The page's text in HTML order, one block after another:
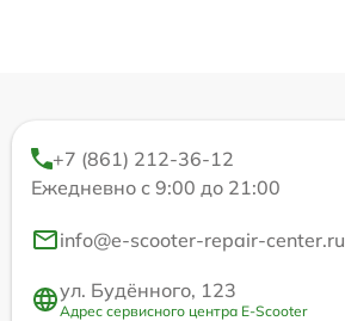
+7 (861) 212-36-12
Ежедневно с 9:00 до 21:00
info@e-scooter-repair-center.ru
ул. Будённого, 123
Адрес сервисного центра E-Scooter